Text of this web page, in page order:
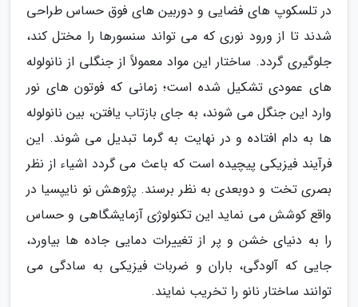
در تلسکوپ های فضایی و دوربین های فوق حساس طراحی
شدند تا از ورود نوری که می تواند سنسورها را مختل کند،
جلوگیری گردد. ساختار این مواد معمولاً از جنگلی از نانولوله
های عمودی تشکیل شده است؛ زمانی که فوتون های نور
وارد این جنگل می شوند، به جای بازتاب یافتن، بین نانولوله
ها به دام افتاده و در نهایت به گرما تبدیل می شوند. این
فرآیند فیزیکی پیچیده است که باعث می گردد اشیاء از نظر
بصری تخت و دوبعدی به نظر برسند. پژوهش نو نایپسیا در
واقع کوشش می نماید این تکنولوژی آزمایشگاهی و حساس
را به دنیای خشن و پر از تغییرات دمایی جاده ها بیاورد،
جایی که آلودگی، باران و ضربات فیزیکی به سادگی می
توانند ساختار نانو را تخریب نمایند.